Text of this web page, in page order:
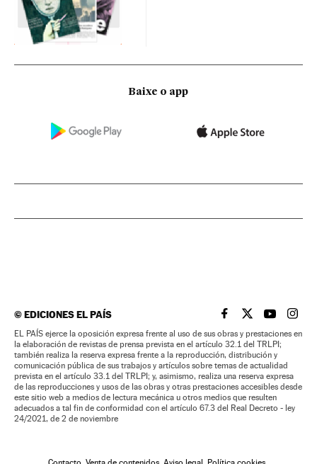
Baixe o app
©EDICIONES EL PAÍS EL PAÍS BRASIL EN
EL PAÍSEL PAÍS
EL
EL PAÍS ejerce la oposición expresa frente al uso de sus obras y prestaciones en
la elaboración de revistas de prensa prevista en el artículo 32.1 del TRLPI;
también realiza la reserva expresa frente a la reproducción, distribución y
comunicación pública de sus trabajos y artículos sobre temas de actualidad
prevista en el artículo 33.1 del TRLPI; y, asimismo, realiza una reserva expresa
de las reproducciones y usos de las obras y otras prestaciones accesibles desde
este sitio web a medios de lectura mecánica u otros medios que resulten
adecuados a tal fin de conformidad con el artículo 67.3 del Real Decreto - ley
24/2021, de 2 de noviembre